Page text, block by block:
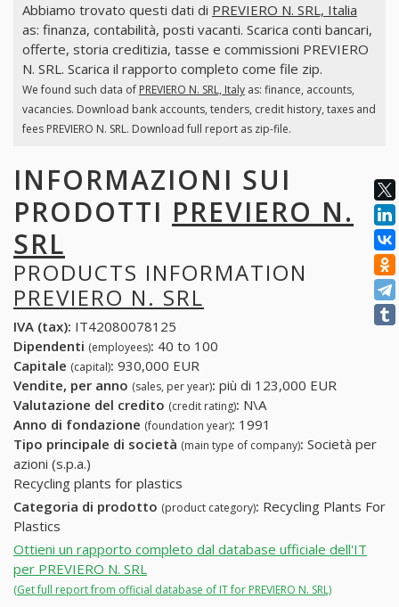
Abbiamo trovato questi dati di PREVIERO N. SRL, Italia
as: finanza, contabilità, posti vacanti. Scarica conti bancari,
offerte, storia creditizia, tasse e commissioni PREVIERO
N. SRL. Scarica il rapporto completo come file zip.
We found such data of PREVIERO N. SRL, Italyas: finance, accounts,
vacancies. Download bank accounts, tenders, credit history, taxes and
fees PREVIERO N. SRL. Download full report as zip-file.
INFORMAZIONI SUI
PRODOTTI PREVIERO N.
SRL
PRODUCTS INFORMATION
PREVIERO N. SRL
IVA (tax): IT42080078125
Dipendenti (employees): 40 to 100
Capitale (capital): 930,000 EUR
Vendite, per anno (sales, per year): più di 123,000 EUR
Valutazione del credito (credit rating): N\A
Anno di fondazione (foundation year): 1991
Tipo principale di società (main type of company): Società per
azioni (s.p.a.)
Recycling plants for plastics
Categoria di prodotto (product category): Recycling Plants For
Plastics
Ottieni un rapporto completo dal database ufficiale dell'IT
per PREVIERO N. SRL
(Get full report from official database of IT for PREVIERO N. SRL)